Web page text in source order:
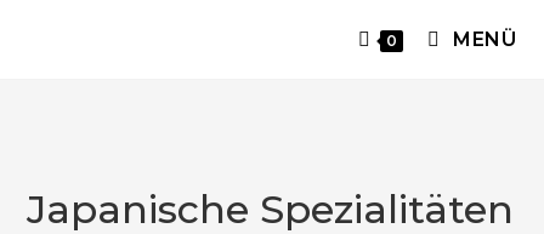
0 MENÜ
Japanische Spezialitäten